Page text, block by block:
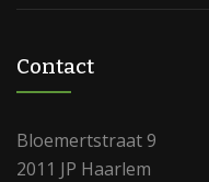
Contact
Bloemertstraat 9
2011 JP Haarlem